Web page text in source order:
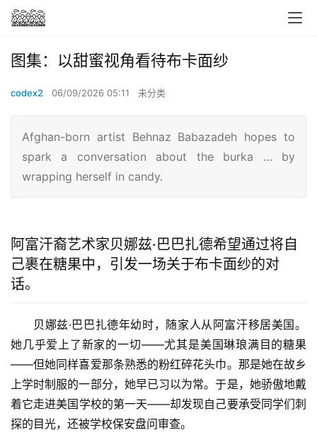
图集：以甜蜜视角看待布卡面纱
codex2 06/09/2026 05:11 未分类
Afghan-born artist Behnaz Babazadeh hopes to
spark a conversation about the burka … by
wrapping herself in candy.
阿富汗裔艺术家贝娜兹·巴巴扎德希望通过将自
己裹在糖果中，引发一场关于布卡面纱的对
话。
贝娜兹·巴巴扎德年幼时，随家人从阿富汗移居美国。
她几乎爱上了新家的一切——尤其是美国琳琅满目的糖果
——但她同样喜爱那条熟悉的粉红碎花头巾。那是她在故乡
上学时制服的一部分，她早已习以为常。于是，她骄傲地戴
着它走进美国学校的第一天——却发现自己要承受同学们刺
探的目光，还被学校保安盘问审查。